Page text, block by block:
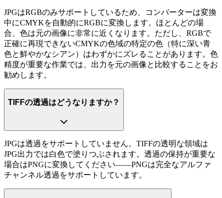
JPGはRGBのみサポートしているため、コンバーターは変換
中にCMYKを自動的にRGBに変換します。ほとんどの場
合、色は元の画像に非常に近くなります。ただし、RGBで
正確に再現できないCMYKの色域の特定の色（特に深い青
色と鮮やかなシアン）はわずかにズレることがあります。色
精度が重要な作業では、出力を元の画像と比較することをお
勧めします。
TIFFの透過はどうなりますか？
JPGは透過をサポートしていません。TIFFの透明な領域は
JPG出力では白色で塗りつぶされます。透過の保持が重要な
場合はPNGに変換してください——PNGは完全なアルファ
チャンネル透過をサポートしています。